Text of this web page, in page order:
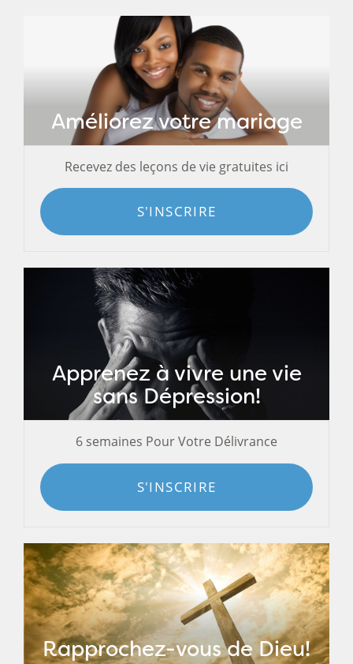
Améliorez votre mariage
Recevez des leçons de vie gratuites ici
S'INSCRIRE
Apprenez à vivre une vie
sans Dépression!
6 semaines Pour Votre Délivrance
S'INSCRIRE
Rapprochez-vous de Dieu!